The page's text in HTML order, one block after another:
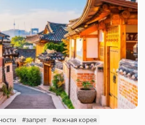
#запрет #южная корея